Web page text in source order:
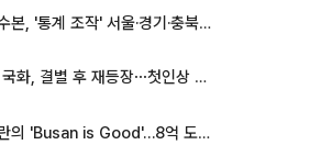
, '통계 조작' 서울·경기·충북 선관위 등 추가 압수수색
‘나솔사계’ 국화, 결별 후 재등장⋯첫인상 투표 휩쓸고 ‘인기녀’ 등극
'Busan is Good'…8억 도시브랜드, 용산 대통령실 CI 업체가 수행